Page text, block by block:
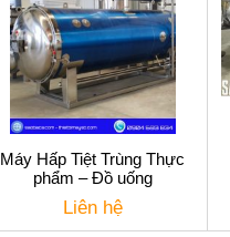
Máy Hấp Tiệt Trùng Thực
phẩm – Đồ uống
Liên hệ